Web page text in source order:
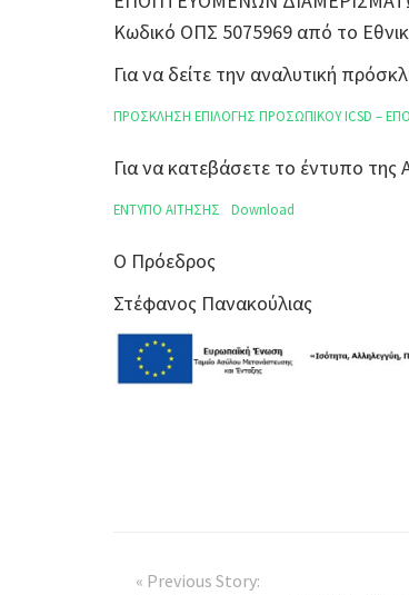
Κωδικό ΟΠΣ 5075969 από το
Για να δείτε την αναλυτική
ΠΡΟΣΚΛΗΣΗ ΕΠΙΛΟΓΗΣ ΠΡΟΣΩΠΙΚΟΥ ICSD –
Για να κατεβάσετε το έντυπο
ΕΝΤΥΠΟ ΑΙΤΗΣΗΣ Download
Ο Πρόεδρος
Στέφανος Πανακούλιας
« Previous Story: